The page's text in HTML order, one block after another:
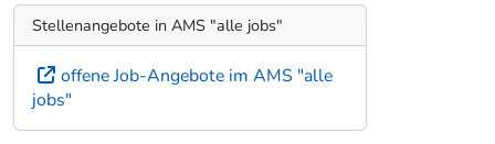
Stellenangebote in AMS "alle jobs"
offene Job-Angebote im AMS "alle
jobs"